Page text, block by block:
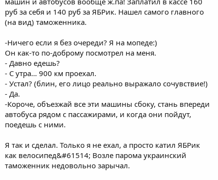
руб за себя и 140 руб за ЯБРик. Нашел самого главного
(на вид) таможенника.
-Ничего если я без очереди? Я на мопеде:)
Он как-то по-доброму посмотрел на меня.
- Давно едешь?
- С утра… 900 км проехал.
- Устал? (блин, его лицо реально выражало сочувствие!)
- Да.
-Короче, объезжай все эти машины сбоку, стань впереди
автобуса рядом с пассажирами, и когда они пойдут,
поедешь с ними.
Я так и сделал. Только я не ехал, а просто катил ЯБРик
как велосипед&#61514; Возле парома украинский
таможенник недовольно зарычал.